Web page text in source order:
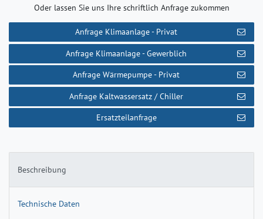
Beschreibung
Technische Daten
Oder lassen Sie uns Ihre schriftlich Anfrage zukommen
Anfrage Klimaanlage - Privat
Anfrage Klimaanlage - Gewerblich
Anfrage Wärmepumpe - Privat
Anfrage Kaltwassersatz / Chiller
Ersatzteilanfrage